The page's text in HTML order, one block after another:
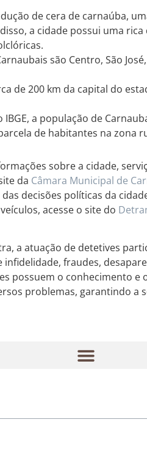
de cera de carnaúba,
a cidade possui uma
são Centro, São
de 200 km da capital do
a população de
de habitantes na zona
sobre a cidade,
da Câmara Municipal de
decisões políticas da
acesse o site do
a atuação de detetives
fraudes,
possuem o conhecimento e
problemas, garantindo a